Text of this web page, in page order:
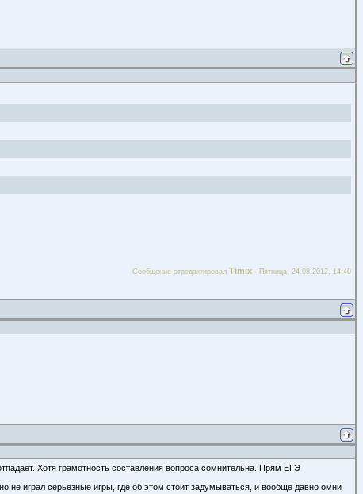
Сообщение отредактировал Timix - Пятница, 24.08.2012, 14:40
Хотя грамотность составления вопроса сомнительна. Прям ЕГЭ
не играл серьезные игры, где об этом стоит задумываться, и вообще давно омни